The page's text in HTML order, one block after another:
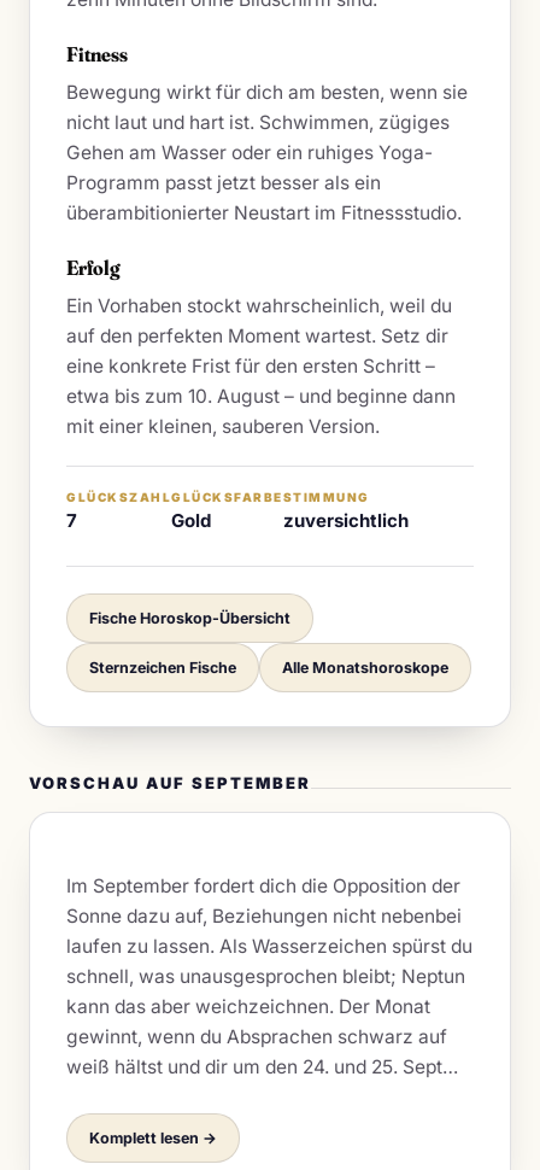
Fitness
Bewegung wirkt für dich am besten, wenn sie
nicht laut und hart ist. Schwimmen, zügiges
Gehen am Wasser oder ein ruhiges Yoga-
Programm passt jetzt besser als ein
überambitionierter Neustart im Fitnessstudio.
Erfolg
Ein Vorhaben stockt wahrscheinlich, weil du
auf den perfekten Moment wartest. Setz dir
eine konkrete Frist für den ersten Schritt –
etwa bis zum 10. August – und beginne dann
mit einer kleinen, sauberen Version.
GLÜCKSZAHL
7
GLÜCKSFARBE
Gold
STIMMUNG
zuversichtlich
Fische Horoskop-Übersicht
Sternzeichen Fische Alle Monatshoroskope
VORSCHAU AUF SEPTEMBER
Im September fordert dich die Opposition der
Sonne dazu auf, Beziehungen nicht nebenbei
laufen zu lassen. Als Wasserzeichen spürst du
schnell, was unausgesprochen bleibt; Neptun
kann das aber weichzeichnen. Der Monat
gewinnt, wenn du Absprachen schwarz auf
weiß hältst und dir um den 24. und 25. Sept…
Komplett lesen →